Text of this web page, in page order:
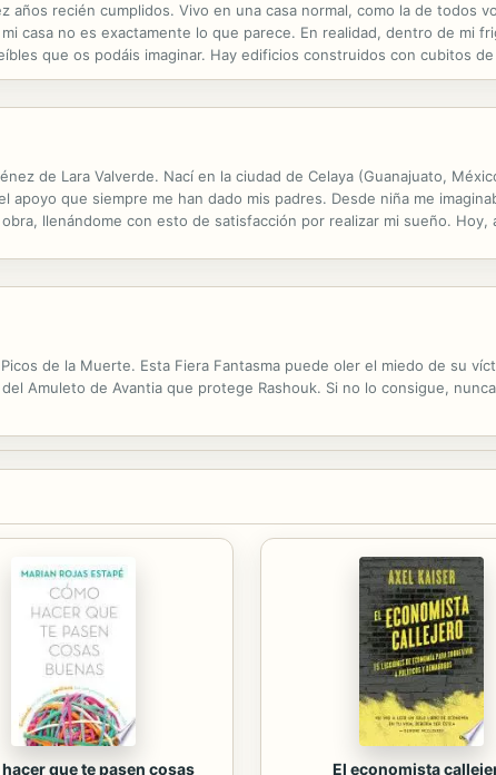
años recién cumplidos. Vivo en una casa normal, como la de
casa no es exactamente lo que parece. En realidad, dentro de mi
que os podáis imaginar. Hay edificios construidos con cubitos
espadas hechas con raspas. También hay indios salvajes con
de Lara Valverde. Nací en la ciudad de Celaya (Guanajuato,
apoyo que siempre me han dado mis padres. Desde niña me
llenándome con esto de satisfacción por realizar mi sueño.
de la Muerte. Esta Fiera Fantasma puede oler el miedo de su
Amuleto de Avantia que protege Rashouk. Si no lo consigue,
que te pasen cosas El economista